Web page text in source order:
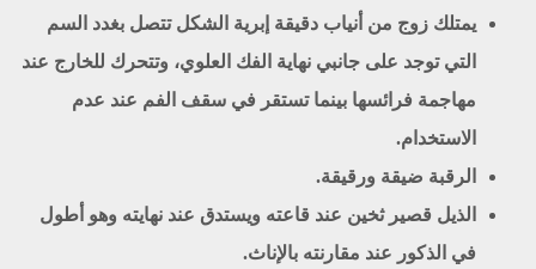
يمتلك زوج من أنياب دقيقة إبرية الشكل تتصل بغدد السم
التي توجد على جانبي نهاية الفك العلوي، وتتحرك للخارج عند
مهاجمة فرائسها بينما تستقر في سقف الفم عند عدم
الاستخدام.
الرقبة ضيقة ورقيقة.
الذيل قصير ثخين عند قاعته ويستدق عند نهايته وهو أطول
في الذكور عند مقارنته بالإناث.